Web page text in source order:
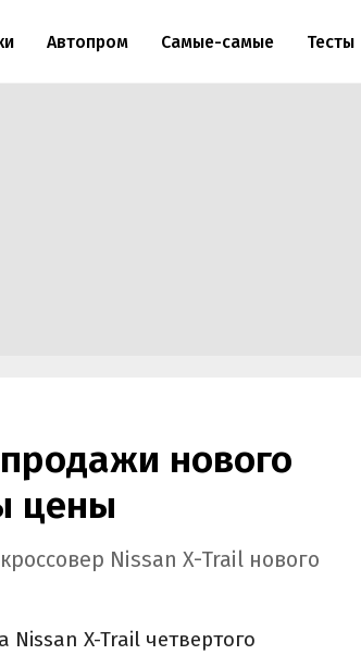
Автопром Самые-самые Тесты
нового
цены
Nissan X-Trail нового
X-Trail четвертого